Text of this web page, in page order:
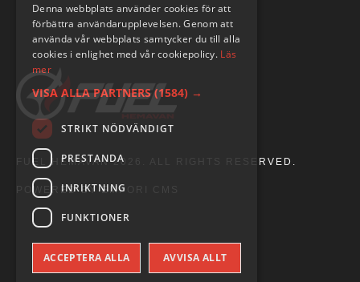
FUEL HEMAVAN 2026. ALL RIGHTS RESERVED.
POWERED BY EMPORI CMS
Denna webbplats använder cookies för att
förbättra användarupplevelsen. Genom att
använda vår webbplats samtycker du till alla
cookies i enlighet med vår cookiepolicy. Läs
mer
VISA ALLA PARTNERS (1584) →
STRIKT NÖDVÄNDIGT
PRESTANDA
INRIKTNING
FUNKTIONER
ACCEPTERA ALLA AVVISA ALLT